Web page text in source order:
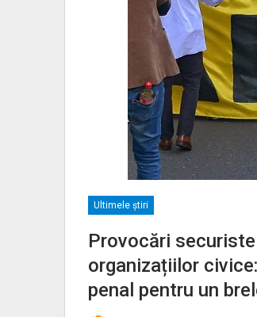
Ultimele ştiri
Provocări
organizațiilor
penal pentru un